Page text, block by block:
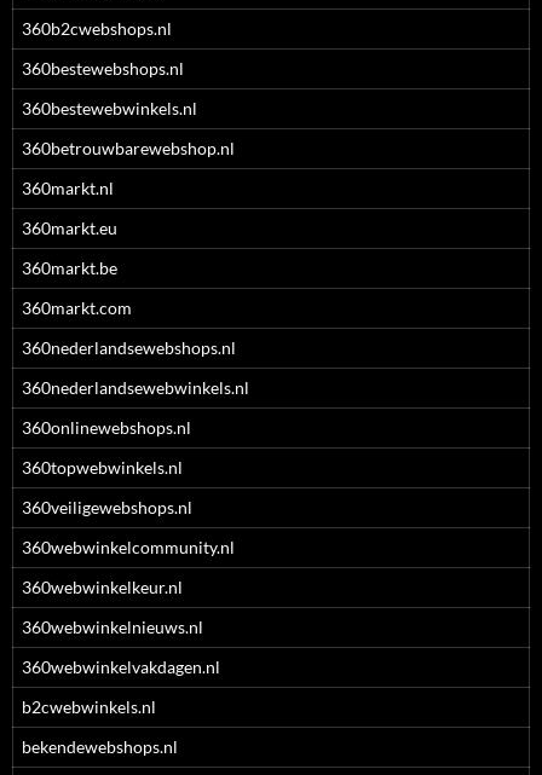
360b2cwebshops.nl
360bestewebshops.nl
360bestewebwinkels.nl
360betrouwbarewebshop.nl
360markt.nl
360markt.eu
360markt.be
360markt.com
360nederlandsewebshops.nl
360nederlandsewebwinkels.nl
360onlinewebshops.nl
360topwebwinkels.nl
360veiligewebshops.nl
360webwinkelcommunity.nl
360webwinkelkeur.nl
360webwinkelnieuws.nl
360webwinkelvakdagen.nl
b2cwebwinkels.nl
bekendewebshops.nl